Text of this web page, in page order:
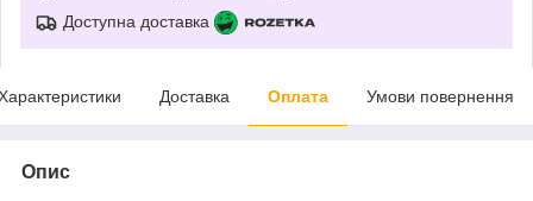
Доступна доставка
Доставка Оплата Умови повернення
Опис